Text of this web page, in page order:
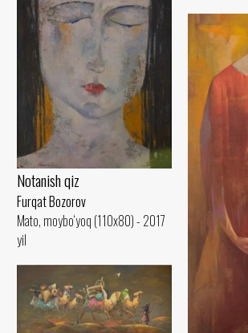
Notanish qiz
Furqat Bozorov
Mato, moybo‘yoq (110x80) - 2017
yil